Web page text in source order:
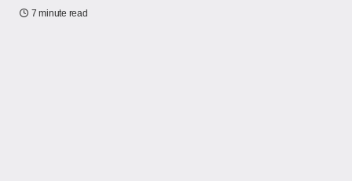
7 minute read